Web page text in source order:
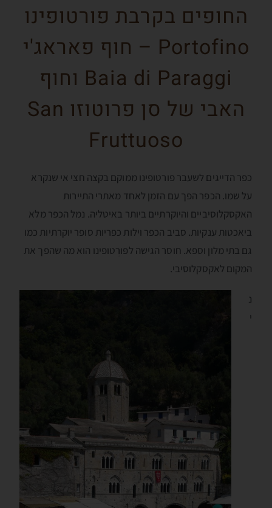
החופים בקרבת פורטופינו
Portofino – חוף פאראג'י
Baia di Paraggi וחוף
האבי של סן פרוטוזו San
Fruttuoso
כפר הדייגים לשעבר פורטופינו ממוקם בקצה חצי אי שנקרא
על שמו. הכפר הפך עם הזמן לאחד מאתרי התיירות
האקסקלוסיביים והיוקרתיים ביותר באיטליה. נמל הכפר מלא
ביאכטות ענקיות. סביב הכפר וילות כפריות סופר יוקרתיות כמו
גם בתי מלון וספא. חוסר הגישה לפּורְטופינו הוא מה שהפך את
המקום לאקסקלוסיבי.
נ
י